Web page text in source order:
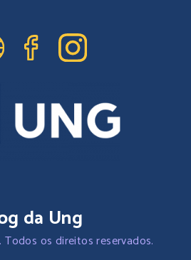
da Ung
os direitos reservados.